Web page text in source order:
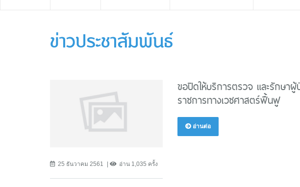
ข่าวประชาสัมพันธ์
25 ธันวาคม 2561 อ่าน 1,035 ครั้ง
ขอปิดให้บริการตรวจ และรักษา
ราชการทางเวชศาสตร์ฟื้นฟู
อ่านต่อ